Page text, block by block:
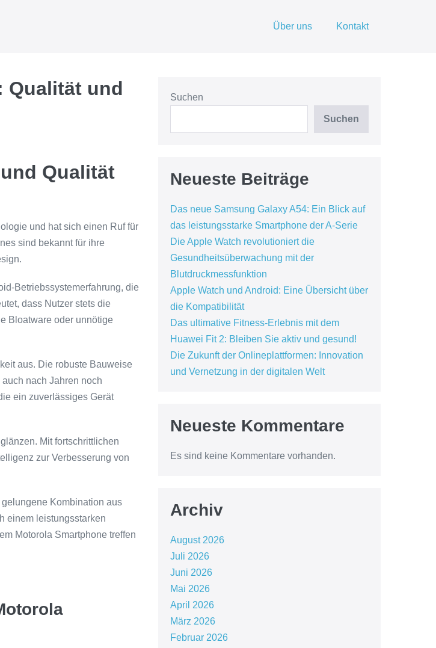
Über uns Kontakt
Qualität und
Qualität
und hat sich einen Ruf für
sind bekannt für ihre
Betriebssystemerfahrung, die
dass Nutzer stets die
Bloatware oder unnötige
aus. Die robuste Bauweise
nach Jahren noch
ein zuverlässiges Gerät
Mit fortschrittlichen
zur Verbesserung von
Kombination aus
einem leistungsstarken
Motorola Smartphone treffen
Suchen
Suchen
Neueste Beiträge
Das neue Samsung Galaxy A54: Ein Blick auf
das leistungsstarke Smartphone der A-Serie
Die Apple Watch revolutioniert die
Gesundheitsüberwachung mit der
Blutdruckmessfunktion
Apple Watch und Android: Eine Übersicht über
die Kompatibilität
Das ultimative Fitness-Erlebnis mit dem
Huawei Fit 2: Bleiben Sie aktiv und gesund!
Die Zukunft der Onlineplattformen: Innovation
und Vernetzung in der digitalen Welt
Neueste Kommentare
Es sind keine Kommentare vorhanden.
Archiv
August 2026
Juli 2026
Juni 2026
Mai 2026
April 2026
März 2026
Februar 2026